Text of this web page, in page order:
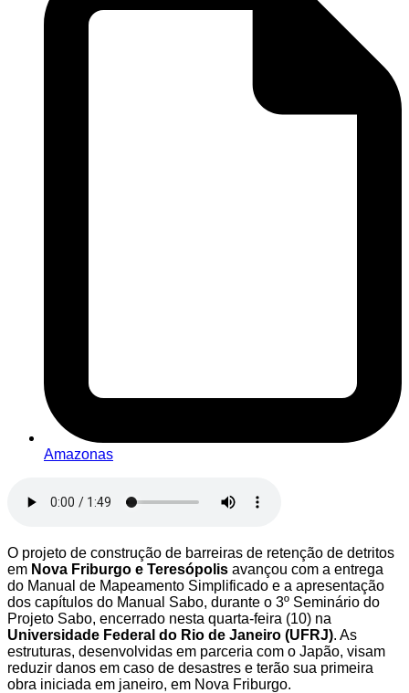
Amazonas
O projeto de construção de barreiras de retenção de detritos
em Nova Friburgo e Teresópolis avançou com a entrega
do Manual de Mapeamento Simplificado e a apresentação
dos capítulos do Manual Sabo, durante o 3º Seminário do
Projeto Sabo, encerrado nesta quarta-feira (10) na
Universidade Federal do Rio de Janeiro (UFRJ). As
estruturas, desenvolvidas em parceria com o Japão, visam
reduzir danos em caso de desastres e terão sua primeira
obra iniciada em janeiro, em Nova Friburgo.